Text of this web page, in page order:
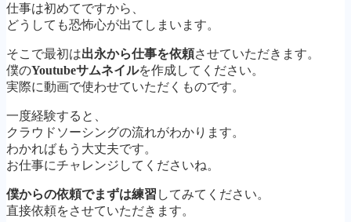
仕事は初めてですから、
どうしても恐怖心が出てしまいます。
そこで最初は出永から仕事を依頼させていただきます。
僕のYoutubeサムネイルを作成してください。
実際に動画で使わせていただくものです。
一度経験すると、
クラウドソーシングの流れがわかります。
わかればもう大丈夫です。
お仕事にチャレンジしてくださいね。
僕からの依頼でまずは練習 してみてください。
直接依頼をさせていただきます。